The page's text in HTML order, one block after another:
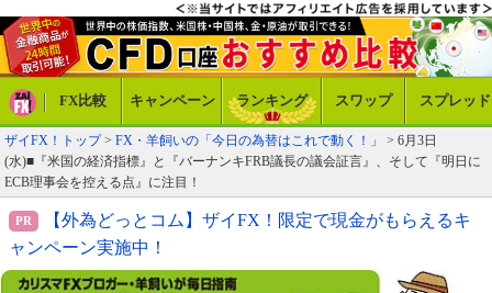
FX比較 キャンペーン ランキング スワップ スプレッド
ザイFX！トップ> FX・羊飼いの「今日の為替はこれで動く！」
> 6月3日
(水)■『米国の経済指標』と『バーナンキFRB議長の議会証言』、そして『明日に
ECB理事会を控える点』に注目！
【外為どっとコム】ザイFX！限定で現金がもらえるキ
ャンペーン実施中！